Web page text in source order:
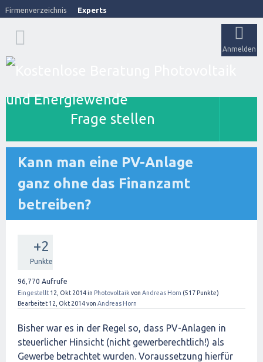
Firmenverzeichnis Experts
Anmelden
Frage stellen
Kann man eine PV-Anlage
ganz ohne das Finanzamt
betreiben?
+2
Punkte
96,770 Aufrufe
Eingestellt 12, Okt 2014in Photovoltaik von Andreas Horn (517 Punkte)
Bearbeitet 12, Okt 2014von Andreas Horn
Bisher war es in der Regel so, dass PV-Anlagen in
steuerlicher Hinsicht (nicht gewerberechtlich!) als
Gewerbe betrachtet wurden. Voraussetzung hierfür